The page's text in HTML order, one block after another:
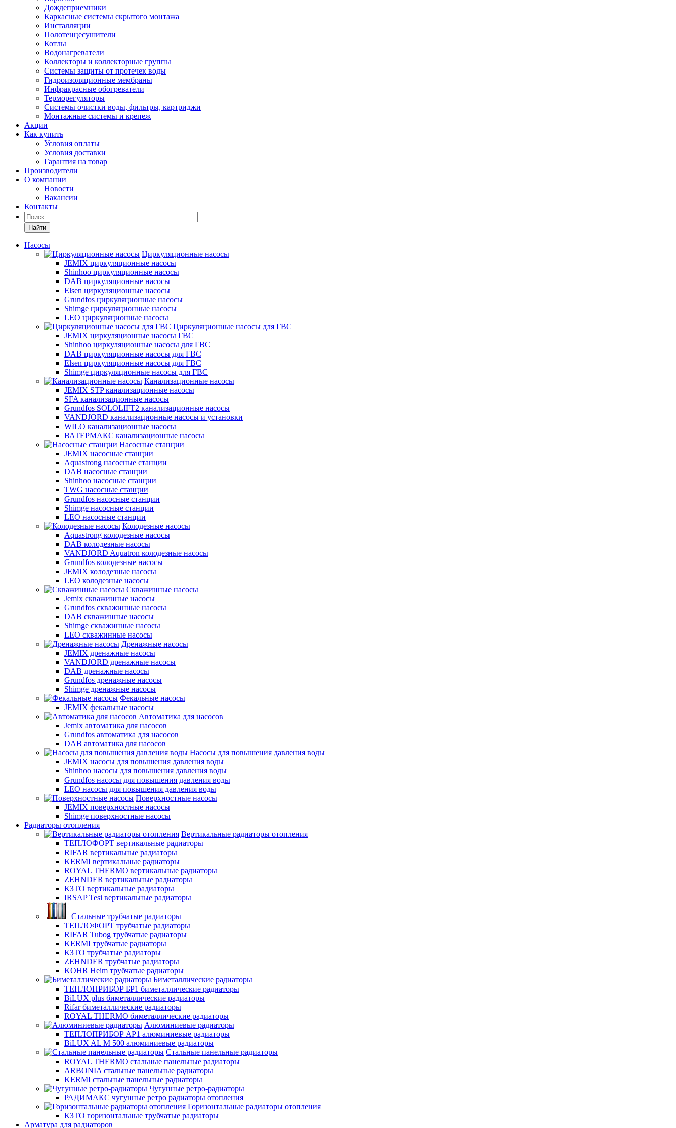
Дождеприемники
Каркасные системы скрытого монтажа
Инсталляции
Полотенцесушители
Котлы
Водонагреватели
Коллекторы и коллекторные группы
Системы защиты от протечек воды
Гидроизоляционные мембраны
Инфракрасные обогреватели
Терморегуляторы
Системы очистки воды, фильтры, картриджи
Монтажные системы и крепеж
Акции
Как купить
Условия оплаты
Условия доставки
Гарантия на товар
Производители
О компании
Новости
Вакансии
Контакты
Найти
Насосы
Циркуляционные насосы
JEMIX циркуляционные насосы
Shinhoo циркуляционные насосы
DAB циркуляционные насосы
Elsen циркуляционные насосы
Grundfos циркуляционные насосы
Shimge циркуляционные насосы
LEO циркуляционные насосы
Циркуляционные насосы для ГВС
JEMIX циркуляционные насосы ГВС
Shinhoo циркуляционные насосы для ГВС
DAB циркуляционные насосы для ГВС
Elsen циркуляционные насосы для ГВС
Shimge циркуляционные насосы для ГВС
Канализационные насосы
JEMIX STP канализационные насосы
SFA канализационные насосы
Grundfos SOLOLIFT2 канализационные насосы
VANDJORD канализационные насосы и установки
WILO канализационные насосы
ВАТЕРМАКС канализационные насосы
Насосные станции
JEMIX насосные станции
Aquastrong насосные станции
DAB насосные станции
Shinhoo насосные станции
TWG насосные станции
Grundfos насосные станции
Shimge насосные станции
LEO насосные станции
Колодезные насосы
Aquastrong колодезные насосы
DAB колодезные насосы
VANDJORD Aquatron колодезные насосы
Grundfos колодезные насосы
JEMIX колодезные насосы
LEO колодезные насосы
Скважинные насосы
Jemix cкважинные насосы
Grundfos скважинные насосы
DAB скважинные насосы
Shimge скважинные насосы
LEO скважинные насосы
Дренажные насосы
JEMIX дренажные насосы
VANDJORD дренажные насосы
DAB дренажные насосы
Grundfos дренажные насосы
Shimge дренажные насосы
Фекальные насосы
JEMIX фекальные насосы
Автоматика для насосов
Jemix автоматика для насосов
Grundfos автоматика для насосов
DAB автоматика для насосов
Насосы для повышения давления воды
JEMIX насосы для повышения давления воды
Shinhoo насосы для повышения давления воды
Grundfos насосы для повышения давления воды
LEO насосы для повышения давления воды
Поверхностные насосы
JEMIX поверхностные насосы
Shimge поверхностные насосы
Радиаторы отопления
Вертикальные радиаторы отопления
ТЕПЛОФОРТ вертикальные радиаторы
RIFAR вертикальные радиаторы
KERMI вертикальные радиаторы
ROYAL THERMO вертикальные радиаторы
ZEHNDER вертикальные радиаторы
КЗТО вертикальные радиаторы
IRSAP Tesi вертикальные радиаторы
Стальные трубчатые радиаторы
ТЕПЛОФОРТ трубчатые радиаторы
RIFAR Tubog трубчатые радиаторы
KERMI трубчатые радиаторы
КЗТО трубчатые радиаторы
ZEHNDER трубчатые радиаторы
KOHR Heim трубчатые радиаторы
Биметаллические радиаторы
ТЕПЛОПРИБОР БР1 биметаллические радиаторы
BiLUX plus биметаллические радиаторы
Rifar биметаллические радиаторы
ROYAL THERMO биметаллические радиаторы
Алюминиевые радиаторы
ТЕПЛОПРИБОР АР1 алюминиевые радиаторы
BiLUX AL M 500 алюминиевые радиаторы
Стальные панельные радиаторы
ROYAL THERMO стальные панельные радиаторы
ARBONIA стальные панельные радиаторы
KERMI стальные панельные радиаторы
Чугунные ретро-радиаторы
РАДИМАКС чугунные ретро радиаторы отопления
Горизонтальные радиаторы отопления
КЗТО горизонтальные трубчатые радиаторы
Арматура для радиаторов